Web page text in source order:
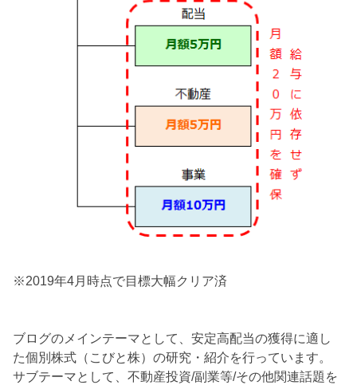
※2019年4月時点で目標大幅クリア済
ブログのメインテーマとして、安定高配当の獲得に適し
た個別株式（こびと株）の研究・紹介を行っています。
サブテーマとして、不動産投資/副業等/その他関連話題を